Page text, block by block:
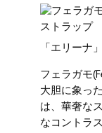
「エリーナ
フェラガモ
大胆に象っ
は、華奢な
なコントラ